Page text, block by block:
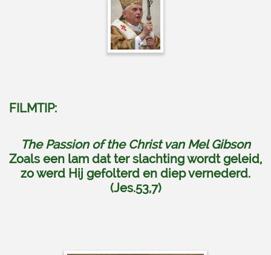
FILMTIP:
The Passion of the Christ van Mel Gibson
Zoals een lam dat ter slachting wordt geleid,
zo werd Hij gefolterd en diep vernederd.
(Jes.53,7)